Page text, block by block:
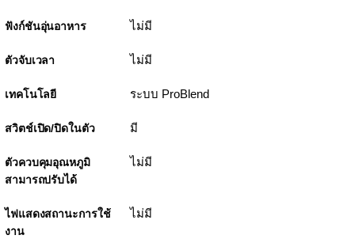
ฟังก์ชันอุ่นอาหาร ไม่มี
ตัวจับเวลา ไม่มี
เทคโนโลยี ระบบ ProBlend
สวิตช์เปิด/ปิดในตัว มี
ตัวควบคุมอุณหภูมิ
สามารถปรับได้
ไม่มี
ไฟแสดงสถานะการใช้
งาน
ไม่มี